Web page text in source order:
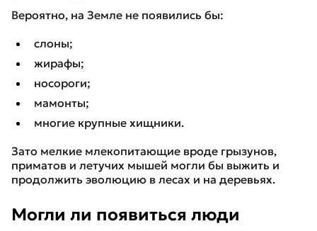
Вероятно, на Земле не появились бы:
слоны;
жирафы;
носороги;
мамонты;
многие крупные хищники.
Зато мелкие млекопитающие вроде грызунов,
приматов и летучих мышей могли бы выжить и
продолжить эволюцию в лесах и на деревьях.
Могли ли появиться люди